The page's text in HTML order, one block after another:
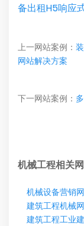
备出租H5响应
上一网站案例：
网站解决方案
下一网站案例：
机械工程相关
机械设备营销
建筑工程机械
建筑工程工业